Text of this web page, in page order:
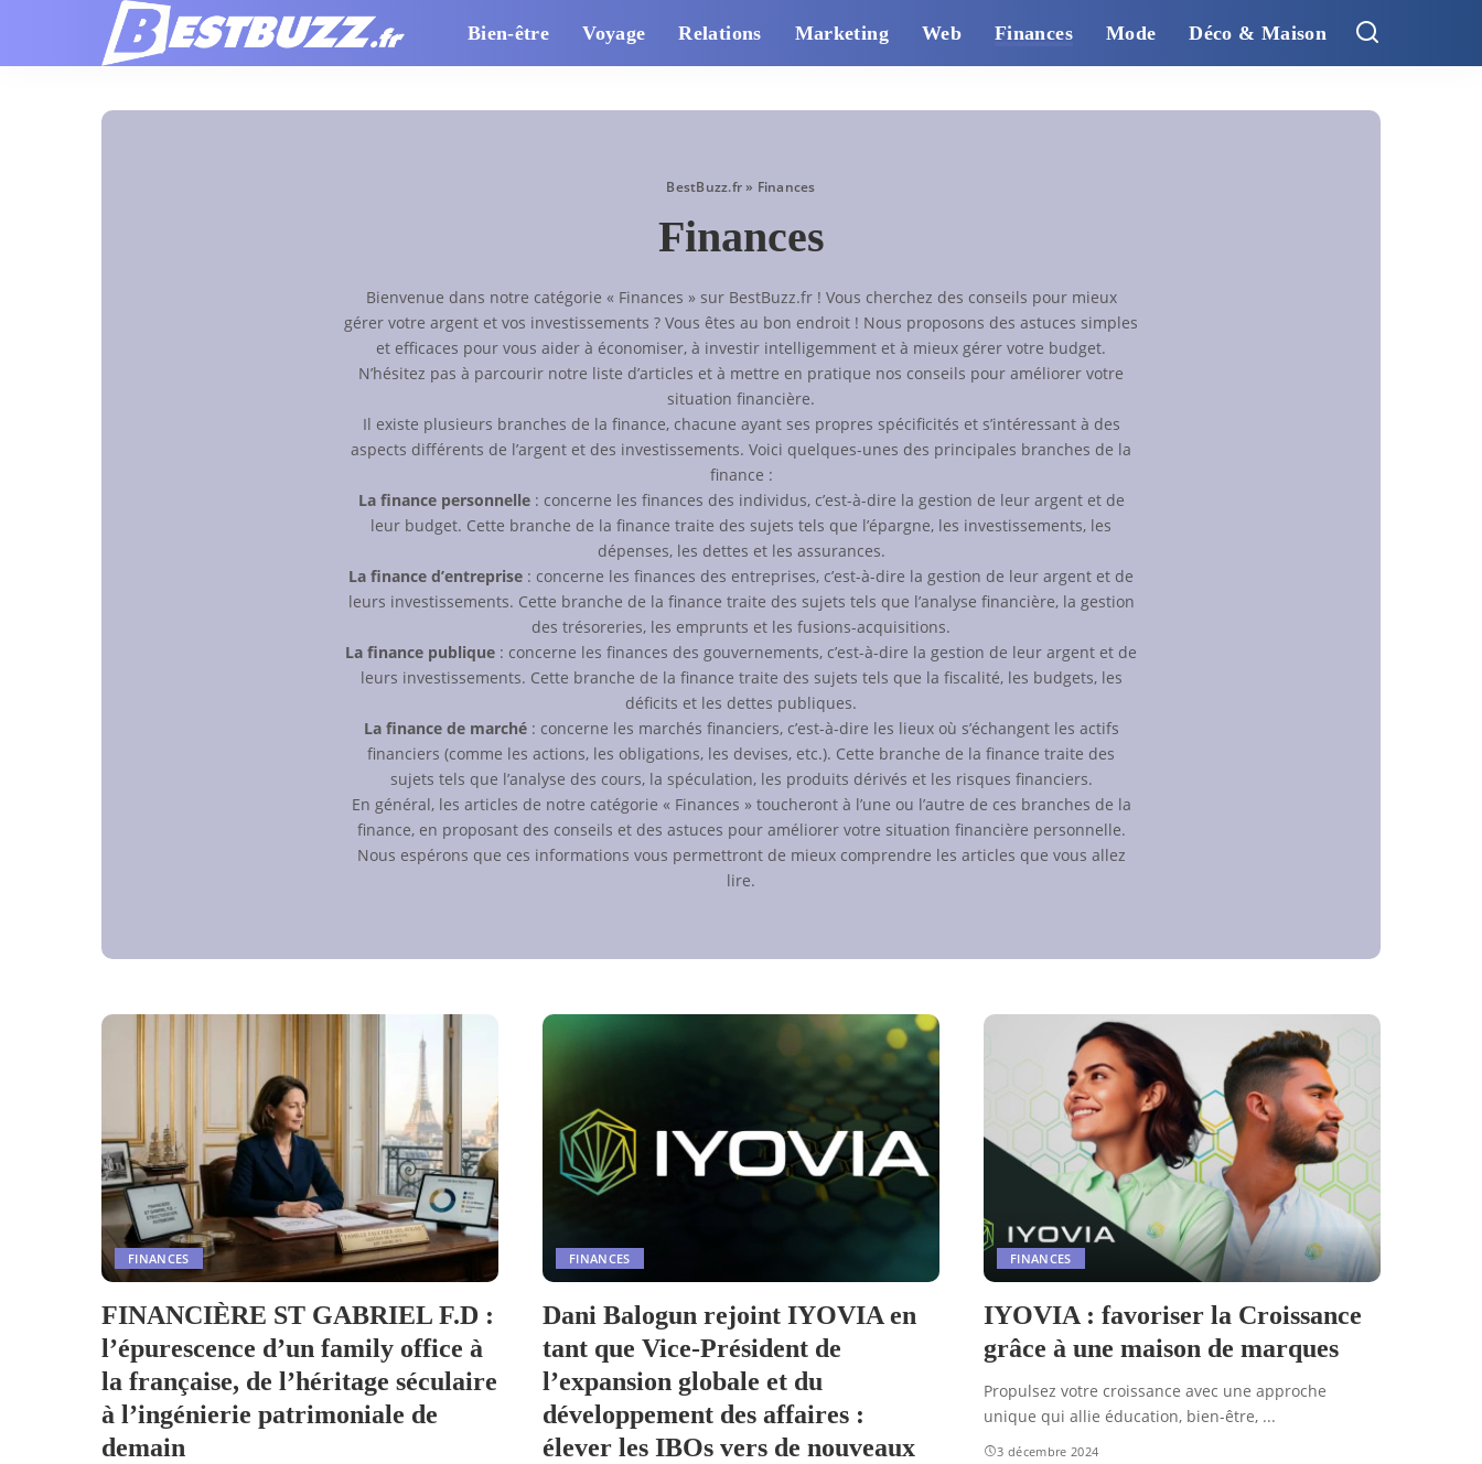
Bien-être Voyage Relations Marketing Web Finances Mode Déco & Maison
BestBuzz.fr» Finances
Finances
Bienvenue dans notre catégorie « Finances » sur BestBuzz.fr ! Vous cherchez des conseils pour mieux
gérer votre argent et vos investissements ? Vous êtes au bon endroit ! Nous proposons des astuces simples
et efficaces pour vous aider à économiser, à investir intelligemment et à mieux gérer votre budget.
N’hésitez pas à parcourir notre liste d’articles et à mettre en pratique nos conseils pour améliorer votre
situation financière.
Il existe plusieurs branches de la finance, chacune ayant ses propres spécificités et s’intéressant à des
aspects différents de l’argent et des investissements. Voici quelques-unes des principales branches de la
finance :
La finance personnelle: concerne les finances des individus, c’est-à-dire la gestion de leur argent et de
leur budget. Cette branche de la finance traite des sujets tels que l’épargne, les investissements, les
dépenses, les dettes et les assurances.
La finance d’entreprise : concerne les finances des entreprises, c’est-à-dire la gestion de leur argent et de
leurs investissements. Cette branche de la finance traite des sujets tels que l’analyse financière, la gestion
des trésoreries, les emprunts et les fusions-acquisitions.
La finance publique : concerne les finances des gouvernements, c’est-à-dire la gestion de leur argent et de
leurs investissements. Cette branche de la finance traite des sujets tels que la fiscalité, les budgets, les
déficits et les dettes publiques.
La finance de marché: concerne les marchés financiers, c’est-à-dire les lieux où s’échangent les actifs
financiers (comme les actions, les obligations, les devises, etc.). Cette branche de la finance traite des
sujets tels que l’analyse des cours, la spéculation, les produits dérivés et les risques financiers.
En général, les articles de notre catégorie « Finances » toucheront à l’une ou l’autre de ces branches de la
finance, en proposant des conseils et des astuces pour améliorer votre situation financière personnelle.
Nous espérons que ces informations vous permettront de mieux comprendre les articles que vous allez
lire.
FINANCES
FINANCIÈRE ST GABRIEL F.D :
l’épurescence d’un family office à
la française, de l’héritage séculaire
à l’ingénierie patrimoniale de
demain
FINANCES
Dani Balogun rejoint IYOVIA en
tant que Vice-Président de
l’expansion globale et du
développement des affaires :
élever les IBOs vers de nouveaux
FINANCES
IYOVIA : favoriser la Croissance
grâce à une maison de marques
Propulsez votre croissance avec une approche
unique qui allie éducation, bien-être, ...
3 décembre 2024